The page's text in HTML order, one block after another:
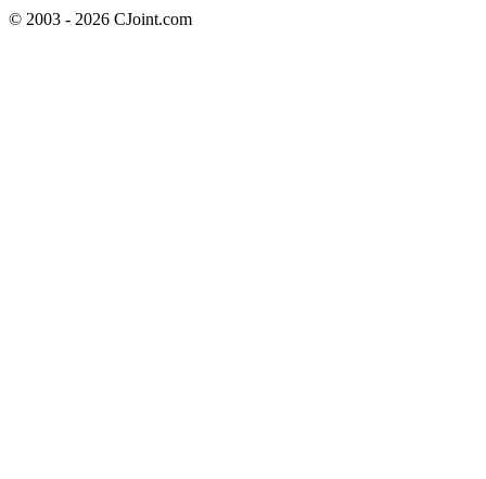
© 2003 - 2026 CJoint.com